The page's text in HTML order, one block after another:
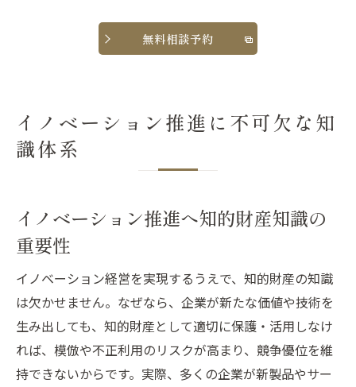
無料相談予約
イノベーション推進に不可欠な知
識体系
イノベーション推進へ知的財産知識の
重要性
イノベーション経営を実現するうえで、知的財産の知識
は欠かせません。なぜなら、企業が新たな価値や技術を
生み出しても、知的財産として適切に保護・活用しなけ
れば、模倣や不正利用のリスクが高まり、競争優位を維
持できないからです。実際、多くの企業が新製品やサー